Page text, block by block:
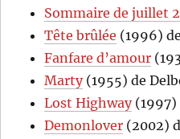
Sommaire de juillet
Tête brûlée (1996)
Fanfare d’amour
Marty(1955) de
Lost Highway(1997)
Demonlover (2002)